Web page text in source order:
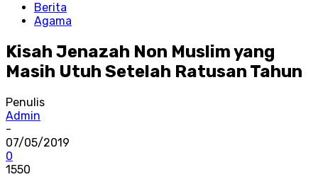
Berita
Agama
Kisah Jenazah Non Muslim yang
Masih Utuh Setelah Ratusan Tahun
Penulis
Admin
-
07/05/2019
0
1550